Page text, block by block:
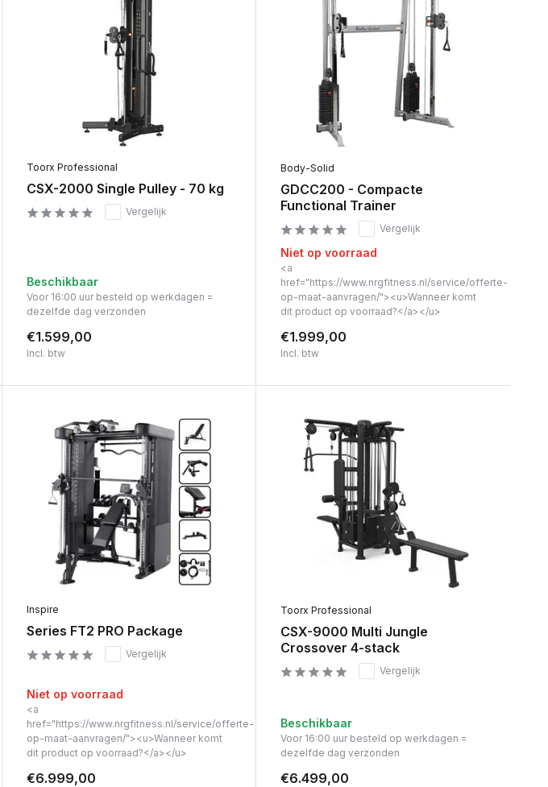
Toorx Professional
CSX-2000 Single Pulley - 70 kg
Vergelijk
Beschikbaar
Voor 16:00 uur besteld op werkdagen =
dezelfde dag verzonden
€1.599,00
Incl. btw
Body-Solid
GDCC200 - Compacte
Functional Trainer
Vergelijk
Niet op voorraad
<a
href="https://www.nrgfitness.nl/service/offerte-
op-maat-aanvragen/"><u>Wanneer komt
dit product op voorraad?</a></u>
€1.999,00
Incl. btw
Inspire
Series FT2 PRO Package
Vergelijk
Niet op voorraad
<a
href="https://www.nrgfitness.nl/service/offerte-
op-maat-aanvragen/"><u>Wanneer komt
dit product op voorraad?</a></u>
€6.999,00
Toorx Professional
CSX-9000 Multi Jungle
Crossover 4-stack
Vergelijk
Beschikbaar
Voor 16:00 uur besteld op werkdagen =
dezelfde dag verzonden
€6.499,00